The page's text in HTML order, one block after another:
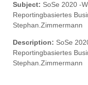
Subject: SoSe 2020 -
Reportingbasiertes
Stephan.Zimmermann
Description: SoSe
Reportingbasiertes
Stephan.Zimmermann